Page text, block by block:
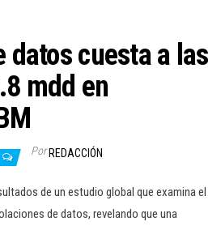
a
datos cuesta a las
mdd en
Por REDACCIÓN
de un estudio global que examina el
de datos, revelando que una